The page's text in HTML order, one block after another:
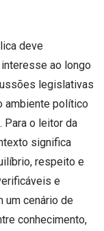
deve
ao longo
legislativas
ambiente político
Para o leitor da
significa
respeito e
e
um cenário de
conhecimento,